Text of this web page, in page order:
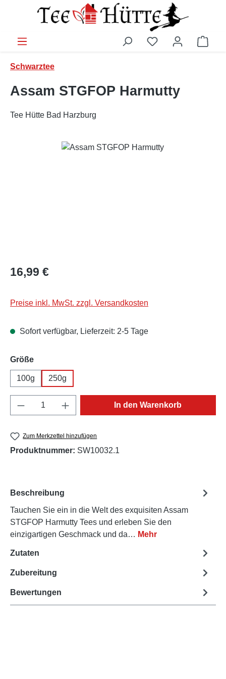
Zum Hauptinhalt springen
Schwarztee
Assam STGFOP Harmutty
Tee Hütte Bad Harzburg
Bildergalerie überspringen
Regulärer Preis:
16,99 €
Preise inkl. MwSt. zzgl. Versandkosten
Sofort verfügbar, Lieferzeit: 2-5 Tage
Größeauswählen
100g 250g
Produkt Anzahl: Gib den gewünschten
In den Warenkorb
Zum Merkzettel hinzufügen
Produktnummer: SW10032.1
Beschreibung
Tauchen Sie ein in die Welt des exquisiten Assam
STGFOP Harmutty Tees und erleben Sie den
einzigartigen Geschmack und da… Mehr
Zutaten
Zubereitung
Bewertungen